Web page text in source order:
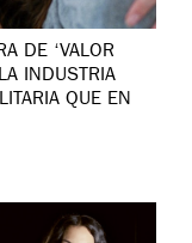
DE ‘VALOR
INDUSTRIA
QUE EN